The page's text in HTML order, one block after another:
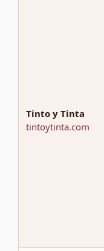
Tinto y Tinta
tintoytinta.com